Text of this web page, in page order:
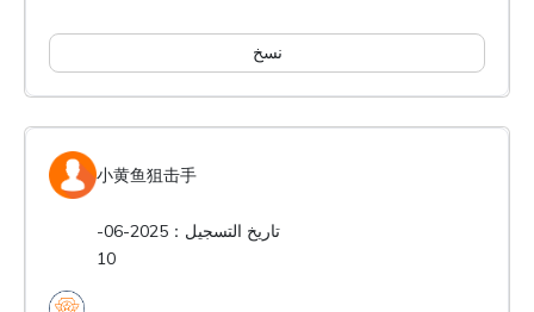
نسخ
小黄鱼狙击手
تاريخ التسجيل：2025-06-
10